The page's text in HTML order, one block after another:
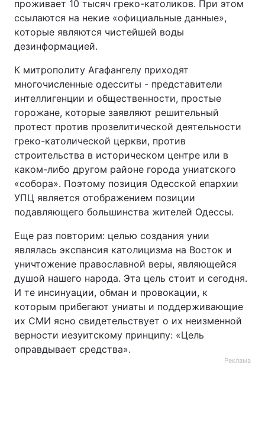
проживает 10 тысяч греко-католиков. При этом
ссылаются на некие «официальные данные»,
которые являются чистейшей воды
дезинформацией.
К митрополиту Агафангелу приходят
многочисленные одесситы - представители
интеллигенции и общественности, простые
горожане, которые заявляют решительный
протест против прозелитической деятельности
греко-католической церкви, против
строительства в историческом центре или в
каком-либо другом районе города униатского
«собора». Поэтому позиция Одесской епархии
УПЦ является отображением позиции
подавляющего большинства жителей Одессы.
Еще раз повторим: целью создания унии
являлась экспансия католицизма на Восток и
уничтожение православной веры, являющейся
душой нашего народа. Эта цель стоит и сегодня.
И те инсинуации, обман и провокации, к
которым прибегают униаты и поддерживающие
их СМИ ясно свидетельствует о их неизменной
верности иезуитскому принципу: «Цель
оправдывает средства».
Реклама